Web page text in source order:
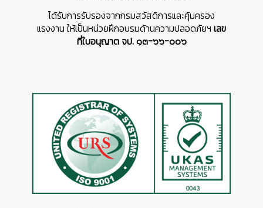
ได้รับการรับรองจากกรมสวัสดิการและคุ้มครอง
แรงงาน ให้เป็นหน่วยฝึกอบรมด้านความปลอดภัยฯ เลข
ที่ใบอนุญาต จป. ๑๓-๖๖-๐๐๖